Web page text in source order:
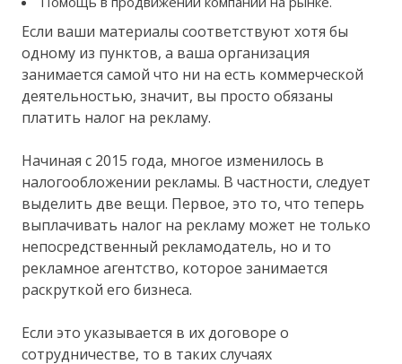
Если ваши материалы соответствуют хотя бы
одному из пунктов, а ваша организация
занимается самой что ни на есть коммерческой
деятельностью, значит, вы просто обязаны
платить налог на рекламу.
Начиная с 2015 года, многое изменилось в
налогообложении рекламы. В частности, следует
выделить две вещи. Первое, это то, что теперь
выплачивать налог на рекламу может не только
непосредственный рекламодатель, но и то
рекламное агентство, которое занимается
раскруткой его бизнеса.
Если это указывается в их договоре о
сотрудничестве, то в таких случаях